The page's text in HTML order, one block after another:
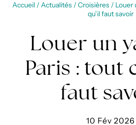
Accueil/Actualités/Croisières/ Louer
qu’il faut savoir
Louer un
Paris : tout
faut
10 Fév 2026